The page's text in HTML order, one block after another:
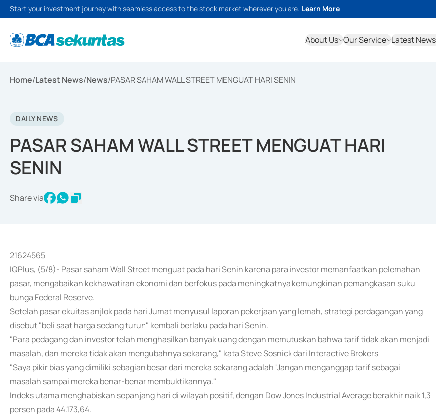
Start your investment journey with seamless access to the stock market wherever you are. Learn More
About Us Our Service Latest News
Home/Latest News/News/PASAR SAHAM WALL STREET MENGUAT HARI SENIN
DAILY NEWS
PASAR SAHAM WALL STREET MENGUAT HARI
SENIN
Share via
21624565
IQPlus, (5/8)- Pasar saham Wall Street menguat pada hari Senin karena para investor memanfaatkan pelemahan
pasar, mengabaikan kekhawatiran ekonomi dan berfokus pada meningkatnya kemungkinan pemangkasan suku
bunga Federal Reserve.
Setelah pasar ekuitas anjlok pada hari Jumat menyusul laporan pekerjaan yang lemah, strategi perdagangan yang
disebut "beli saat harga sedang turun" kembali berlaku pada hari Senin.
"Para pedagang dan investor telah menghasilkan banyak uang dengan memutuskan bahwa tarif tidak akan menjadi
masalah, dan mereka tidak akan mengubahnya sekarang," kata Steve Sosnick dari Interactive Brokers
"Saya pikir bias yang dimiliki sebagian besar dari mereka sekarang adalah 'Jangan menganggap tarif sebagai
masalah sampai mereka benar-benar membuktikannya."
Indeks utama menghabiskan sepanjang hari di wilayah positif, dengan Dow Jones Industrial Average berakhir naik 1,3
persen pada 44.173,64.